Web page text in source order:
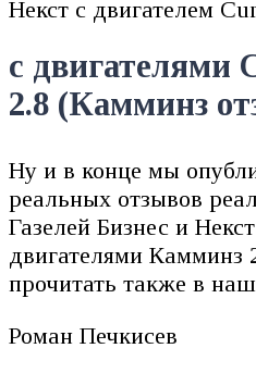
Некст с двигателем
с двигателями
2.8 (Камминз
Ну и в конце мы
реальных отзывов
Газелей Бизнес и
двигателями Камминз
прочитать также в
Роман Печкисев